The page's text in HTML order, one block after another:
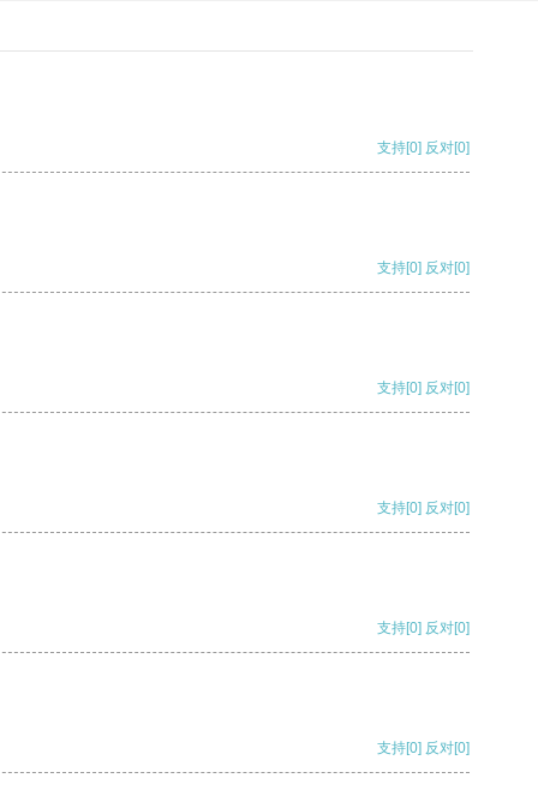
支持[0] 反对[0]
支持[0] 反对[0]
支持[0] 反对[0]
支持[0] 反对[0]
支持[0] 反对[0]
支持[0] 反对[0]